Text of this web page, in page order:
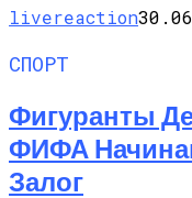
livereaction
СПОРТ
Фигуранты
ФИФА
Залог